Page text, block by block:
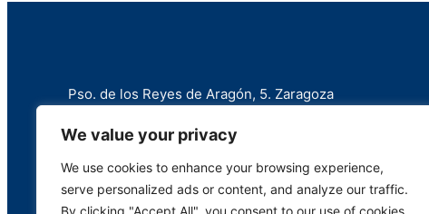
We value your privacy
We use cookies to enhance your browsing experience,
serve personalized ads or content, and analyze our traffic.
By clicking "Accept All", you consent to our use of cookies.
Pso. de los Reyes de Aragón, 5. Zaragoza